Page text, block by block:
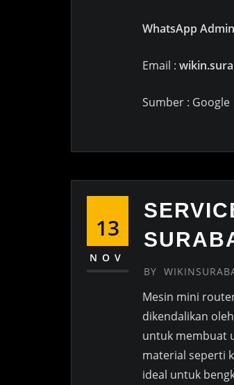
WhatsApp Admin
Email :
Sumber : Google
13
NOV
BY
Mesin mini
dikendalikan
untuk membuat
material seperti
ideal untuk